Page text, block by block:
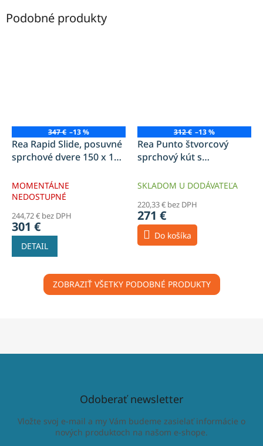
Podobné produkty
347 € –13 %
Rea Rapid Slide, posuvné
sprchové dvere 150 x 195
profil, REA-K5617
MOMENTÁLNE
NEDOSTUPNÉ
244,72 € bez DPH
301 €
DETAIL
312 € –13 %
Rea Punto štvorcový
sprchový kút s
80x80x190 cm,
profil chróm, REA-K0863
SKLADOM U DODÁVATEĽA
220,33 € bez DPH
271 €
Do košíka
ZOBRAZIŤ VŠETKY PODOBNÉ PRODUKTY
Odoberať newsletter
Vložte svoj e-mail a my Vám budeme zasielať informácie o
nových produktoch na našom e-shope.